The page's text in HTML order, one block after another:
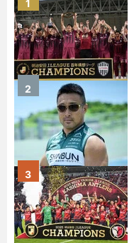
1
2
3